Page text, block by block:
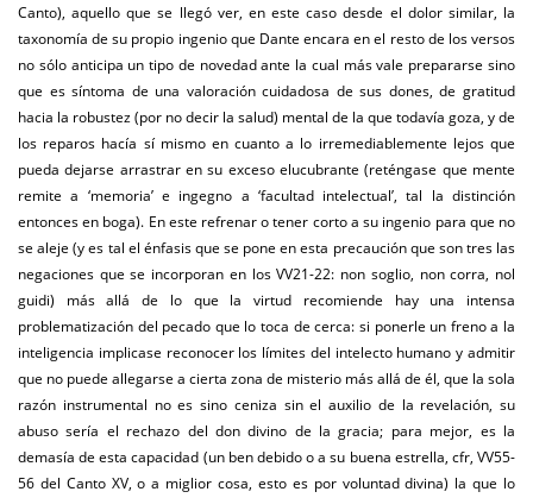
Canto), aquello que se llegó ver, en este caso desde el dolor similar, la
taxonomía de su propio ingenio que Dante encara en el resto de los versos
no sólo anticipa un tipo de novedad ante la cual más vale prepararse sino
que es síntoma de una valoración cuidadosa de sus dones, de gratitud
hacia la robustez (por no decir la salud) mental de la que todavía goza, y de
los reparos hacía sí mismo en cuanto a lo irremediablemente lejos que
pueda dejarse arrastrar en su exceso elucubrante (reténgase que mente
remite a ‘memoria’ e ingegno a ‘facultad intelectual’, tal la distinción
entonces en boga). En este refrenar o tener corto a su ingenio para que no
se aleje (y es tal el énfasis que se pone en esta precaución que son tres las
negaciones que se incorporan en los VV21-22: non soglio, non corra, nol
guidi) más allá de lo que la virtud recomiende hay una intensa
problematización del pecado que lo toca de cerca: si ponerle un freno a la
inteligencia implicase reconocer los límites del intelecto humano y admitir
que no puede allegarse a cierta zona de misterio más allá de él, que la sola
razón instrumental no es sino ceniza sin el auxilio de la revelación, su
abuso sería el rechazo del don divino de la gracia; para mejor, es la
demasía de esta capacidad (un ben debido o a su buena estrella, cfr, VV55-
56 del Canto XV, o a miglior cosa, esto es por voluntad divina) la que lo